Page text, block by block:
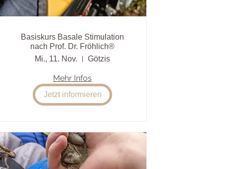
Basiskurs Basale Stimulation
nach Prof. Dr. Fröhlich®
Mi., 11. Nov.
Götzis
Mehr Infos
Jetzt informieren